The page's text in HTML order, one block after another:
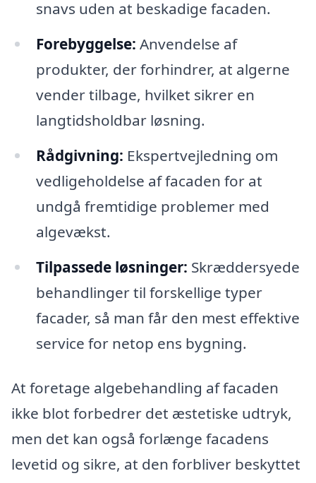
snavs uden at beskadige facaden.
Forebyggelse: Anvendelse af
produkter, der forhindrer, at algerne
vender tilbage, hvilket sikrer en
langtidsholdbar løsning.
Rådgivning: Ekspertvejledning om
vedligeholdelse af facaden for at
undgå fremtidige problemer med
algevækst.
Tilpassede løsninger: Skræddersyede
behandlinger til forskellige typer
facader, så man får den mest effektive
service for netop ens bygning.
At foretage algebehandling af facaden
ikke blot forbedrer det æstetiske udtryk,
men det kan også forlænge facadens
levetid og sikre, at den forbliver beskyttet